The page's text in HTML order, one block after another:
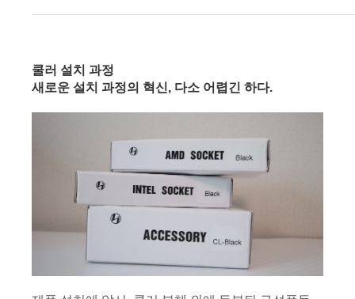
쿨러 설치 과정
새로운 설치 과정의 혁신, 다소 어렵긴 하다.